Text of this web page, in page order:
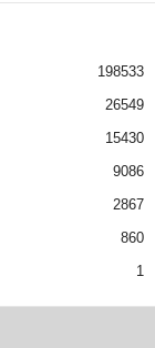
198533
26549
15430
9086
2867
860
1